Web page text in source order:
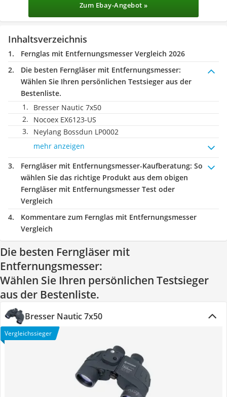
Zum Ebay-Angebot »
Inhaltsverzeichnis
Fernglas mit Entfernungsmesser Vergleich 2026
Die besten Ferngläser mit Entfernungsmesser:
Wählen Sie Ihren persönlichen Testsieger aus der
Bestenliste.
Bresser Nautic 7x50
Nocoex EX6123-US
Neylang Bossdun LP0002
mehr anzeigen
Ferngläser mit Entfernungsmesser-Kaufberatung: So
wählen Sie das richtige Produkt aus dem obigen
Ferngläser mit Entfernungsmesser Test oder
Vergleich
Kommentare zum Fernglas mit Entfernungsmesser
Vergleich
Die besten Ferngläser mit
Entfernungsmesser:
Wählen Sie Ihren persönlichen Testsieger
aus der Bestenliste.
Bresser Nautic 7x50
Vergleichssieger